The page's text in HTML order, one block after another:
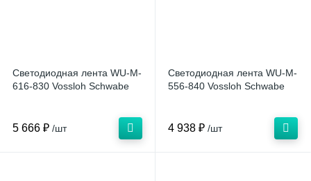
Светодиодная лента WU-M-
616-830 Vossloh Schwabe
5 666 ₽ /шт
Светодиодная лента WU-M-
556-840 Vossloh Schwabe
4 938 ₽ /шт